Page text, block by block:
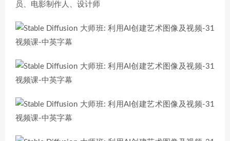
员、电影制作人、设计师